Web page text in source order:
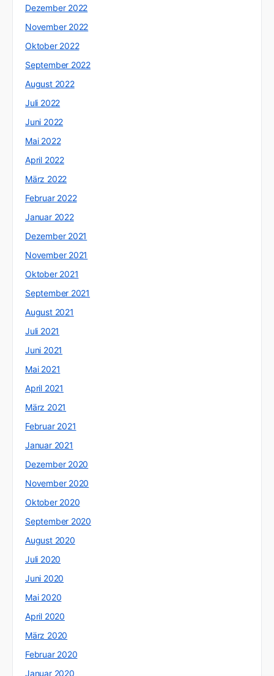
Dezember 2022
November 2022
Oktober 2022
September 2022
August 2022
Juli 2022
Juni 2022
Mai 2022
April 2022
März 2022
Februar 2022
Januar 2022
Dezember 2021
November 2021
Oktober 2021
September 2021
August 2021
Juli 2021
Juni 2021
Mai 2021
April 2021
März 2021
Februar 2021
Januar 2021
Dezember 2020
November 2020
Oktober 2020
September 2020
August 2020
Juli 2020
Juni 2020
Mai 2020
April 2020
März 2020
Februar 2020
Januar 2020